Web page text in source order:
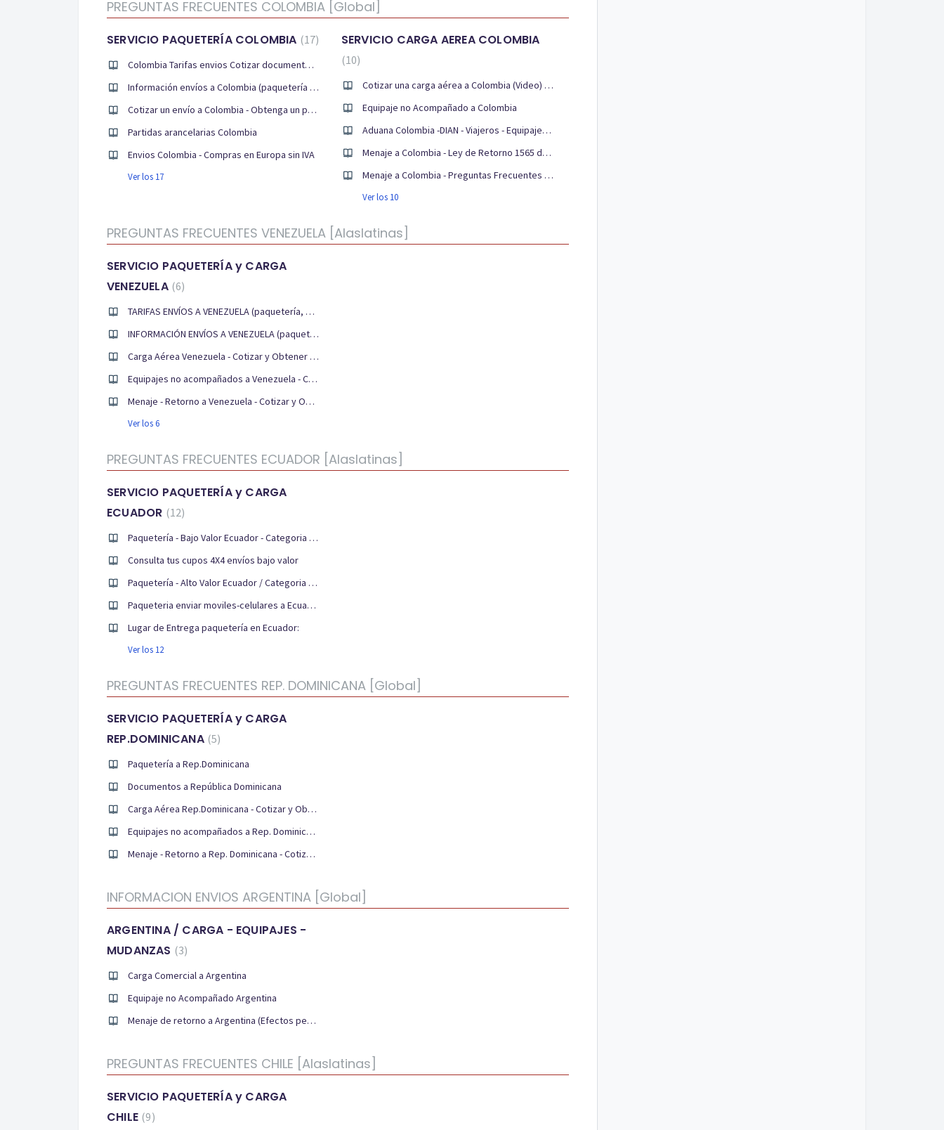
PREGUNTAS FRECUENTES COLOMBIA [Global]
SERVICIO PAQUETERÍA COLOMBIA 17
Colombia Tarifas envios Cotizar documentos, paquetería y carga aérea
Información envíos a Colombia (paquetería courier)
Cotizar un envío a Colombia - Obtenga un presupuesto
Partidas arancelarias Colombia
Envios Colombia - Compras en Europa sin IVA
Ver los 17
SERVICIO CARGA AEREA COLOMBIA
10
Cotizar una carga aérea a Colombia (Video) / Presupuestos
Equipaje no Acompañado a Colombia
Aduana Colombia -DIAN - Viajeros - Equipajes no acompañados
Menaje a Colombia - Ley de Retorno 1565 de 2012
Menaje a Colombia - Preguntas Frecuentes - Ley de Retorno 1565 de 2012
Ver los 10
PREGUNTAS FRECUENTES VENEZUELA [Alaslatinas]
SERVICIO PAQUETERÍA y CARGA
VENEZUELA 6
TARIFAS ENVÍOS A VENEZUELA (paquetería, carga aérea)
INFORMACIÓN ENVÍOS A VENEZUELA (paquetería courier)
Carga Aérea Venezuela - Cotizar y Obtener un presupuesto
Equipajes no acompañados a Venezuela - Cotizar y Obtener un presupuesto
Menaje - Retorno a Venezuela - Cotizar y Obtener un presupuesto
Ver los 6
PREGUNTAS FRECUENTES ECUADOR [Alaslatinas]
SERVICIO PAQUETERÍA y CARGA
ECUADOR 12
Paquetería - Bajo Valor Ecuador - Categoria B 4X4
Consulta tus cupos 4X4 envíos bajo valor
Paquetería - Alto Valor Ecuador / Categoria C - D - F
Paqueteria enviar moviles-celulares a Ecuador / Categoría C
Lugar de Entrega paquetería en Ecuador:
Ver los 12
PREGUNTAS FRECUENTES REP. DOMINICANA [Global]
SERVICIO PAQUETERÍA y CARGA
REP.DOMINICANA 5
Paquetería a Rep.Dominicana
Documentos a República Dominicana
Carga Aérea Rep.Dominicana - Cotizar y Obtener un presupuesto
Equipajes no acompañados a Rep. Dominicana - Cotizar y Obtener un presupuesto
Menaje - Retorno a Rep. Dominicana - Cotizar y Obtener un presupuesto
INFORMACION ENVIOS ARGENTINA [Global]
ARGENTINA / CARGA - EQUIPAJES -
MUDANZAS
3
Carga Comercial a Argentina
Equipaje no Acompañado Argentina
Menaje de retorno a Argentina (Efectos personales y del hogar)
PREGUNTAS FRECUENTES CHILE [Alaslatinas]
SERVICIO PAQUETERÍA y CARGA
CHILE 9